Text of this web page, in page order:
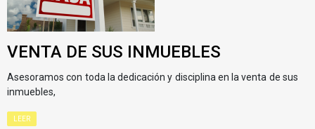
VENTA DE SUS INMUEBLES
Asesoramos con toda la dedicación y disciplina en la venta de sus
inmuebles,
LEER